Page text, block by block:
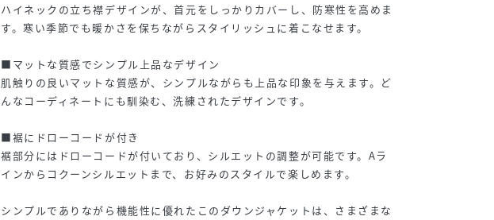
ハイネックの立ち襟デザインが、首元をしっかりカバーし、防寒性を高めま
す。寒い季節でも暖かさを保ちながらスタイリッシュに着こなせます。
■マットな質感でシンプル上品なデザイン
肌触りの良いマットな質感が、シンプルながらも上品な印象を与えます。ど
んなコーディネートにも馴染む、洗練されたデザインです。
■裾にドローコードが付き
裾部分にはドローコードが付いており、シルエットの調整が可能です。Aラ
インからコクーンシルエットまで、お好みのスタイルで楽しめます。
シンプルでありながら機能性に優れたこのダウンジャケットは、さまざまな